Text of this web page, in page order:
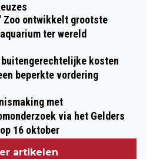
Zoo ontwikkelt grootste
ter wereld
kosten
beperkte vordering
met
via het Gelders
16 oktober
artikelen